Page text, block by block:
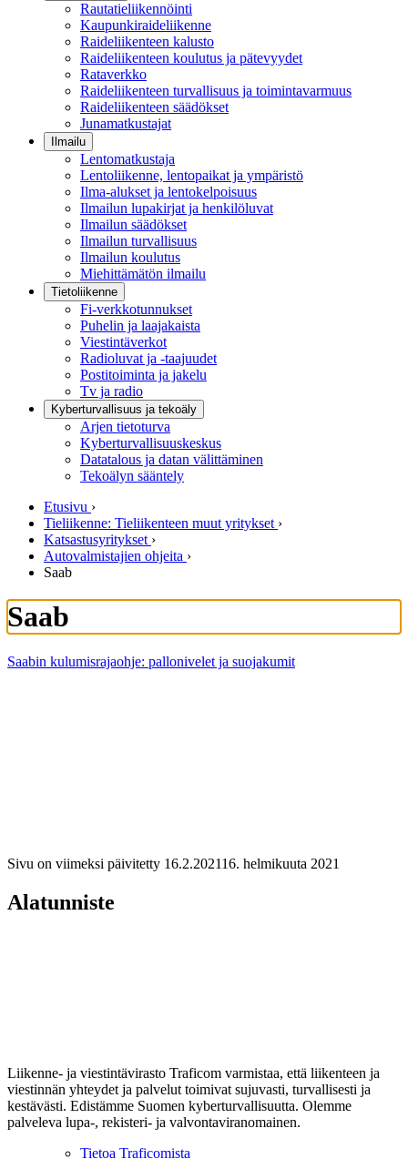
Rautatieliikennöinti
Kaupunkiraideliikenne
Raideliikenteen kalusto
Raideliikenteen koulutus ja pätevyydet
Rataverkko
Raideliikenteen turvallisuus ja toimintavarmuus
Raideliikenteen säädökset
Junamatkustajat
Ilmailu
Lentomatkustaja
Lentoliikenne, lentopaikat ja ympäristö
Ilma-alukset ja lentokelpoisuus
Ilmailun lupakirjat ja henkilöluvat
Ilmailun säädökset
Ilmailun turvallisuus
Ilmailun koulutus
Miehittämätön ilmailu
Tietoliikenne
Fi-verkkotunnukset
Puhelin ja laajakaista
Viestintäverkot
Radioluvat ja -taajuudet
Postitoiminta ja jakelu
Tv ja radio
Kyberturvallisuus ja tekoäly
Arjen tietoturva
Kyberturvallisuuskeskus
Datatalous ja datan välittäminen
Tekoälyn sääntely
Etusivu ›
Tieliikenne: Tieliikenteen muut yritykset ›
Katsastusyritykset ›
Autovalmistajien ohjeita ›
Saab
Saab
Saabin kulumisrajaohje: pallonivelet ja suojakumit
Sivu on viimeksi päivitetty 16.2.202116. helmikuuta 2021
Alatunniste
Liikenne- ja viestintävirasto Traficom varmistaa, että liikenteen ja
viestinnän yhteydet ja palvelut toimivat sujuvasti, turvallisesti ja
kestävästi. Edistämme Suomen kyberturvallisuutta. Olemme
palveleva lupa-, rekisteri- ja valvontaviranomainen.
Tietoa Traficomista